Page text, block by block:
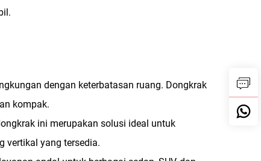
dengan keterbatasan ruang. Dongkrak
kompak.
ini merupakan solusi ideal untuk
vertikal yang tersedia.